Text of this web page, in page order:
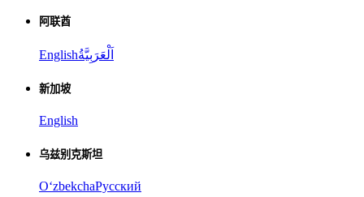
阿联酋
Englishاَلْعَرَبِيَّةُ
新加坡
English
乌兹别克斯坦
OʻzbekchaРусский